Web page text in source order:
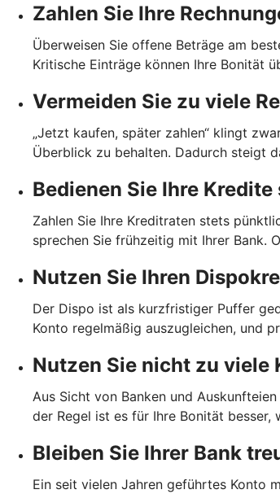
Zahlen Sie Ihre
Überweisen Sie offene Beträge am
Kritische Einträge können Ihre Bonität
Vermeiden Sie zu viele
„Jetzt kaufen, später zahlen“ klingt
Überblick zu behalten. Dadurch steigt
Bedienen Sie Ihre
Zahlen Sie Ihre Kreditraten stets
sprechen Sie frühzeitig mit Ihrer Bank.
Nutzen Sie Ihren
Der Dispo ist als kurzfristiger Puffer
Konto regelmäßig auszugleichen, und
Nutzen Sie nicht zu
Aus Sicht von Banken und
der Regel ist es für Ihre Bonität besser,
Bleiben Sie Ihrer Bank
Ein seit vielen Jahren geführtes Konto